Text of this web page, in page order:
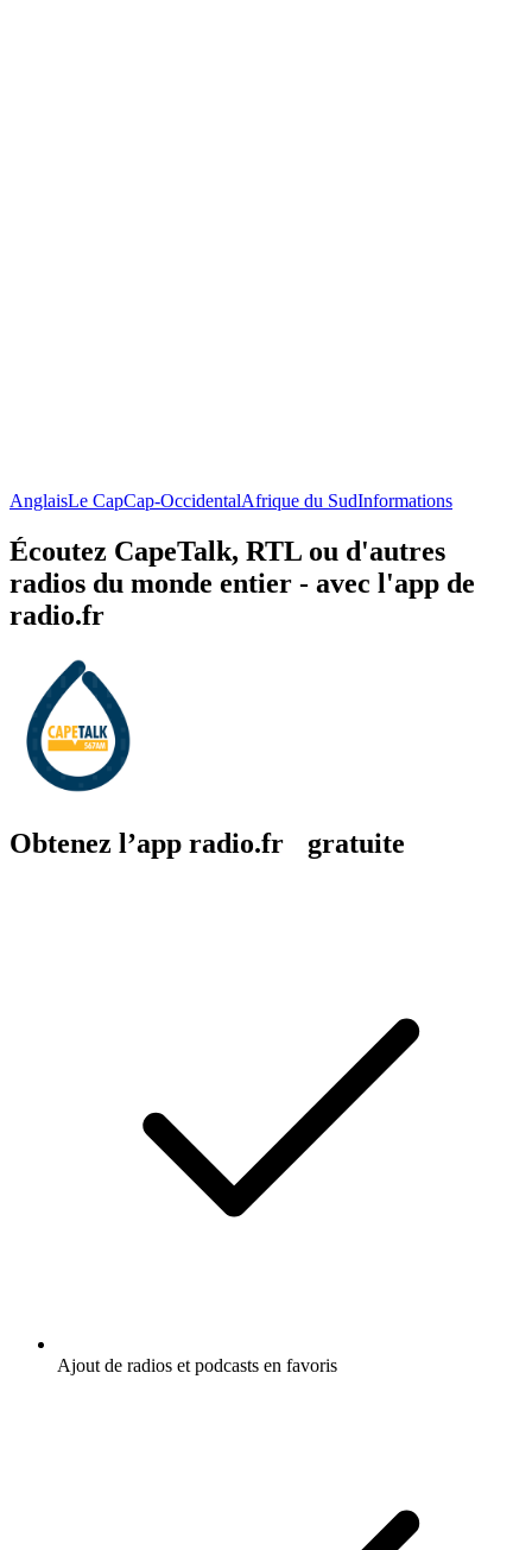
AnglaisLe CapCap-OccidentalAfrique du SudInformations
Écoutez CapeTalk, RTL ou d'autres
radios du monde entier - avec l'app de
radio.fr
Obtenez l’app radio.fr gratuite
Ajout de radios et podcasts en favoris